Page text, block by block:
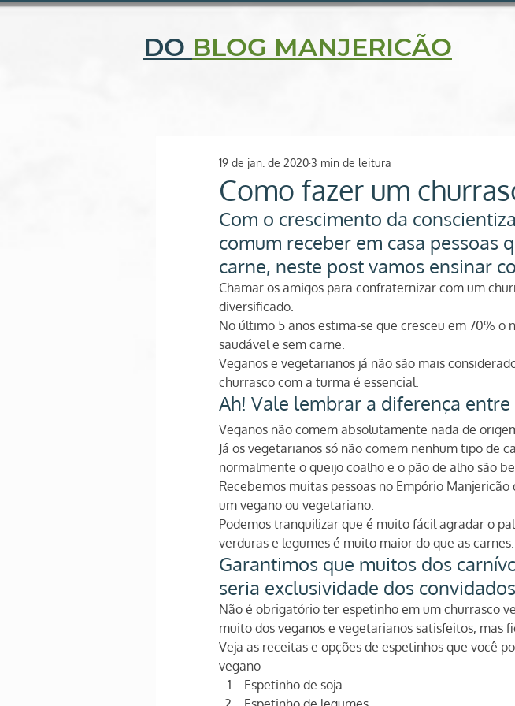
DO BLOG MANJERICÃO
Como fazer um
19 de jan. de 2020 3 min de leitura
Com o crescimento da
comum receber em casa pessoas
carne, neste post vamos ensinar
Chamar os amigos para confraternizar com um
diversificado.
No último 5 anos estima-se que cresceu em 70%
saudável e sem carne.
Veganos e vegetarianos já não são mais
churrasco com a turma é essencial.
Ah! Vale lembrar a diferença
Veganos não comem absolutamente nada de
Já os vegetarianos só não comem nenhum tipo de
normalmente o queijo coalho e o pão de alho são
Recebemos muitas pessoas no Empório
um vegano ou vegetariano.
Podemos tranquilizar que é muito fácil agradar o
verduras e legumes é muito maior do que as carnes.
Garantimos que muitos dos
seria exclusividade dos
Não é obrigatório ter espetinho em um churrasco
muito dos veganos e vegetarianos satisfeitos, mas
Veja as receitas e opções de espetinhos que você
vegano
Espetinho de soja